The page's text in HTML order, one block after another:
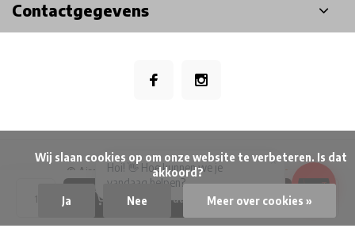
Toevoegen aan winkelwagen
Contactgegevens
Privacy Policy Algemene voorwaarden Sitemap
© Airsoft Doctor BV- Theme made by Webdinge
akkoord?
Ja Nee Meer over cookies »
×
Hoi! 👋 Hoe kunnen we je
vandaag helpen?